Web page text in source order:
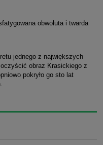
obwoluta i twarda
jednego z największych
obraz Krasickiego z
pokryło go sto lat